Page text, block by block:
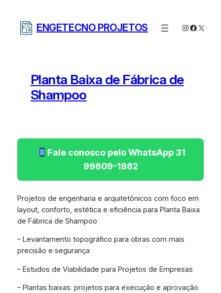
ENGETECNO PROJETOS Instagram
X
Planta Baixa de Fábrica de
Shampoo
Fale conosco pelo WhatsApp 31
99609-1982
Projetos de engenharia e arquitetônicos com foco em
layout, conforto, estética e eficiência para Planta Baixa
de Fábrica de Shampoo
– Levantamento topográfico para obras com mais
precisão e segurança
– Estudos de Viabilidade para Projetos de Empresas
– Plantas baixas: projetos para execução e aprovação